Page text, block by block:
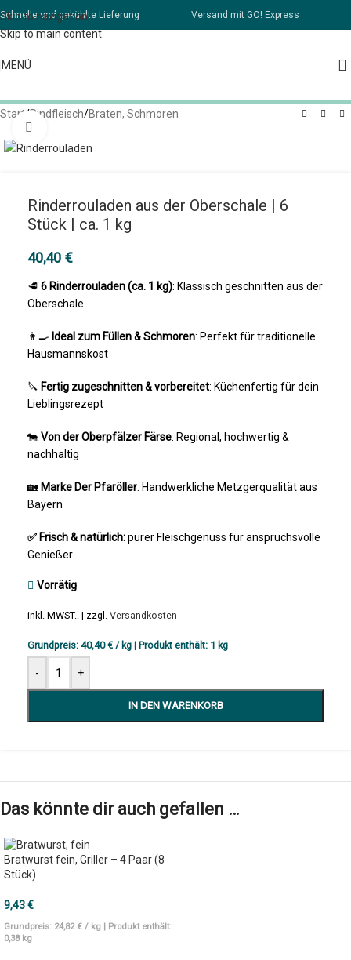
Skip to navigation
Skip to main content
Schnelle und gekühlte Lieferung Versand mit GO! Express
MENÜ
Start /Rindfleisch/Braten, Schmoren
Rinderrouladen aus der Oberschale | 6
Stück | ca. 1 kg
40,40 €
🥩 6 Rinderrouladen (ca. 1 kg): Klassisch geschnitten aus der
Oberschale
👨‍🍳 Ideal zum Füllen & Schmoren: Perfekt für traditionelle
Hausmannskost
🔪 Fertig zugeschnitten & vorbereitet: Küchenfertig für dein
Lieblingsrezept
🐄Von der Oberpfälzer Färse: Regional, hochwertig &
nachhaltig
🏡 Marke Der Pfaröller: Handwerkliche Metzgerqualität aus
Bayern
✅ Frisch & natürlich:purer Fleischgenuss für anspruchsvolle
Genießer.
Vorrätig
inkl. MWST.. | zzgl. Versandkosten
Grundpreis: 40,40€ / kg | Produkt enthält: 1 kg
- +
IN DEN WARENKORB
Das könnte dir auch gefallen …
Bratwurst fein, Griller – 4 Paar (8
Stück)
9,43€
Grundpreis: 24,82 € / kg | Produkt enthält:
0,38 kg